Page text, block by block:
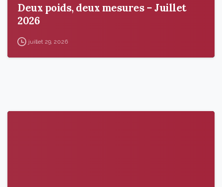
Deux poids, deux mesures – Juillet
2026
juillet 29, 2026